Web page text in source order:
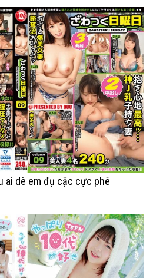
ai dè em đụ cặc cực phê